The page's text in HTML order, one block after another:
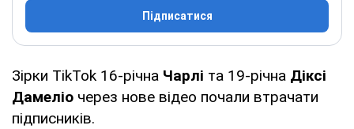
Підписатися
Зірки TikTok 16-річна Чарлі та 19-річна Діксі
Дамеліо через нове відео почали втрачати
підписників.